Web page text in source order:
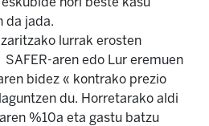
da jada.
lurrak erosten
aren edo Lur eremuen
bidez « kontrako prezio
du. Horretarako aldi
%10a eta gastu batzu